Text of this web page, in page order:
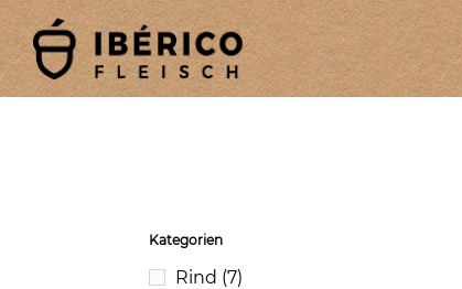
Kategorien
Rind (7)